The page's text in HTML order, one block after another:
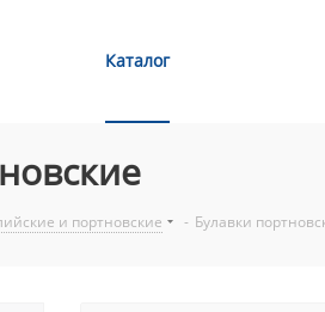
Каталог
и портновские - Булавки